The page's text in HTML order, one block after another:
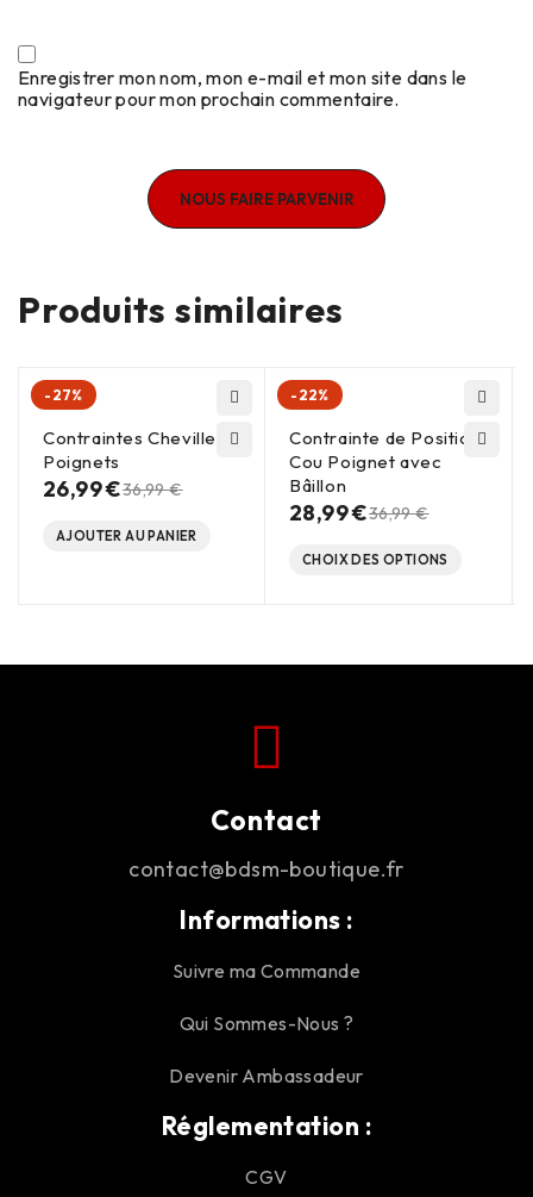
Enregistrer mon nom, mon e-mail et mon site dans le
navigateur pour mon prochain commentaire.
Produits similaires
-27%
Contraintes Chevilles-
Poignets
36,99€
26,99€
AJOUTER AU PANIER
-22%
Contrainte de Position
Cou Poignet avec
Bâillon
36,99€
28,99€
CHOIX DES OPTIONS
Contact
contact@bdsm-boutique.fr
Informations :
Suivre ma Commande
Qui Sommes-Nous ?
Devenir Ambassadeur
Réglementation :
CGV